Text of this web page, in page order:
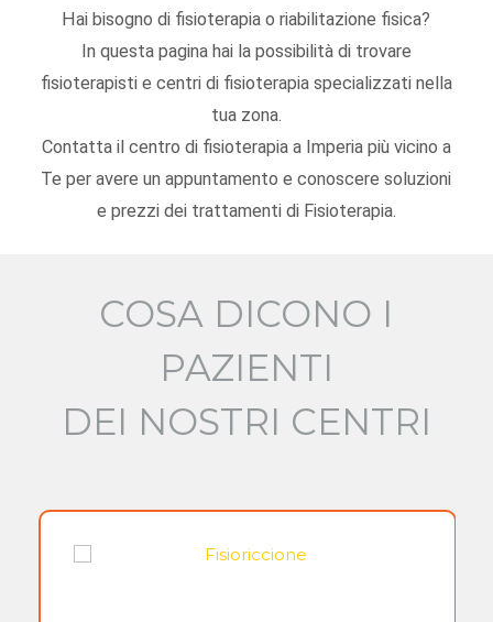
Hai bisogno di fisioterapia o riabilitazione fisica?
In questa pagina hai la possibilità di trovare
fisioterapisti e centri di fisioterapia specializzati nella
tua zona.
Contatta il centro di fisioterapia a Imperia più vicino a
Te per avere un appuntamento e conoscere soluzioni
e prezzi dei trattamenti di Fisioterapia.
COSA DICONO I
PAZIENTI
DEI NOSTRI CENTRI